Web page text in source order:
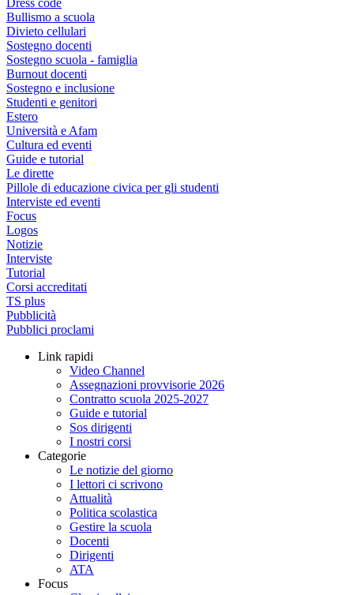
Dress code
Bullismo a scuola
Divieto cellulari
Sostegno docenti
Sostegno scuola - famiglia
Burnout docenti
Sostegno e inclusione
Studenti e genitori
Estero
Università e Afam
Cultura ed eventi
Guide e tutorial
Le dirette
Pillole di educazione civica per gli studenti
Interviste ed eventi
Focus
Logos
Notizie
Interviste
Tutorial
Corsi accreditati
TS plus
Pubblicità
Pubblici proclami
Link rapidi
Video Channel
Assegnazioni provvisorie 2026
Contratto scuola 2025-2027
Guide e tutorial
Sos dirigenti
I nostri corsi
Categorie
Le notizie del giorno
I lettori ci scrivono
Attualità
Politica scolastica
Gestire la scuola
Docenti
Dirigenti
ATA
Focus